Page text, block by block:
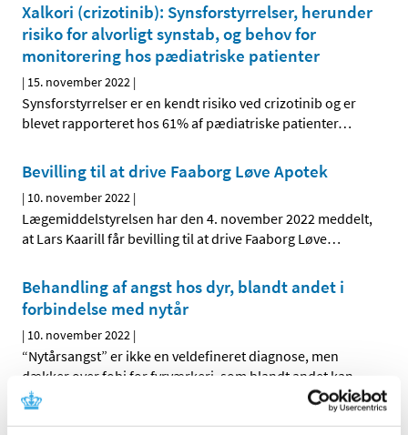
Xalkori (crizotinib): Synsforstyrrelser, herunder
risiko for alvorligt synstab, og behov for
monitorering hos pædiatriske patienter
| 15. november 2022 |
Synsforstyrrelser er en kendt risiko ved crizotinib og er
blevet rapporteret hos 61% af pædiatriske patienter…
Bevilling til at drive Faaborg Løve Apotek
| 10. november 2022 |
Lægemiddelstyrelsen har den 4. november 2022 meddelt,
at Lars Kaarill får bevilling til at drive Faaborg Løve…
Behandling af angst hos dyr, blandt andet i
forbindelse med nytår
| 10. november 2022 |
“Nytårsangst” er ikke en veldefineret diagnose, men
dækker over fobi for fyrværkeri, som blandt andet kan
Skærpet anbefaling om monitorering af